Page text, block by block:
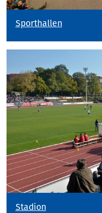
Sporthallen
Stadion